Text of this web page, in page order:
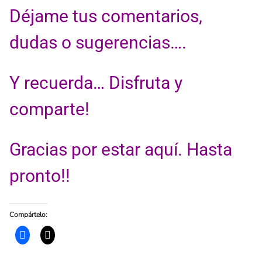
Déjame tus comentarios,
dudas o sugerencias….
Y recuerda… Disfruta y
comparte!
Gracias por estar aquí. Hasta
pronto!!
Compártelo:
H
a
H
a